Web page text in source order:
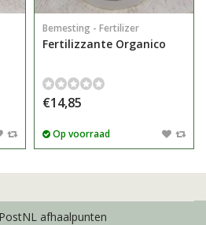
Bemesting - Fertilizer
Fertilizzante Organico
€14,85
Op voorraad
afhaalpunten